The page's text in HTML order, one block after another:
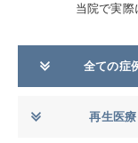
当院で実際
全ての症
再生医療